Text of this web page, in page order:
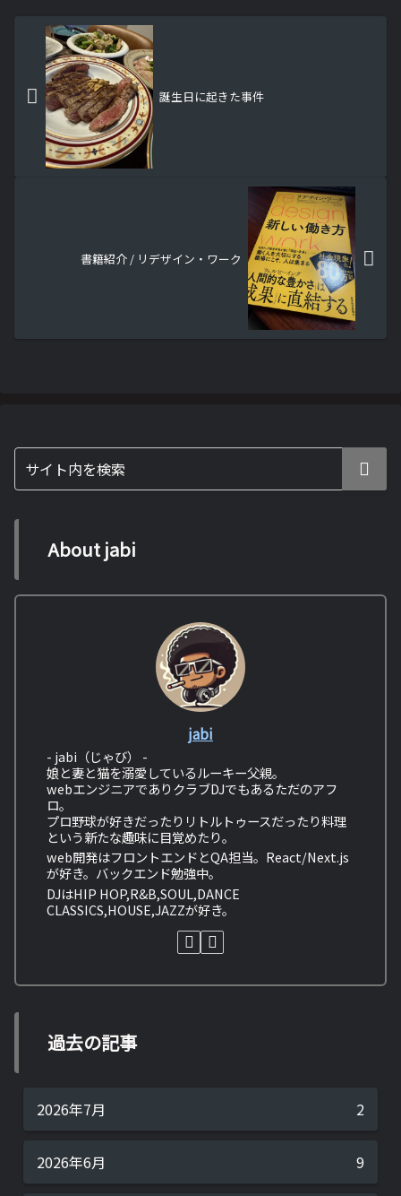
誕生日に起きた事件
書籍紹介 / リデザイン・ワーク
About jabi
jabi
- jabi（じゃび） -
娘と妻と猫を溺愛しているルーキー父親。
webエンジニアでありクラブDJでもあるただのアフ
ロ。
プロ野球が好きだったりリトルトゥースだったり料理
という新たな趣味に目覚めたり。
web開発はフロントエンドとQA担当。React/Next.js
が好き。バックエンド勉強中。
DJはHIP HOP,R&B,SOUL,DANCE
CLASSICS,HOUSE,JAZZが好き。
過去の記事
2026年7月 2
2026年6月 9